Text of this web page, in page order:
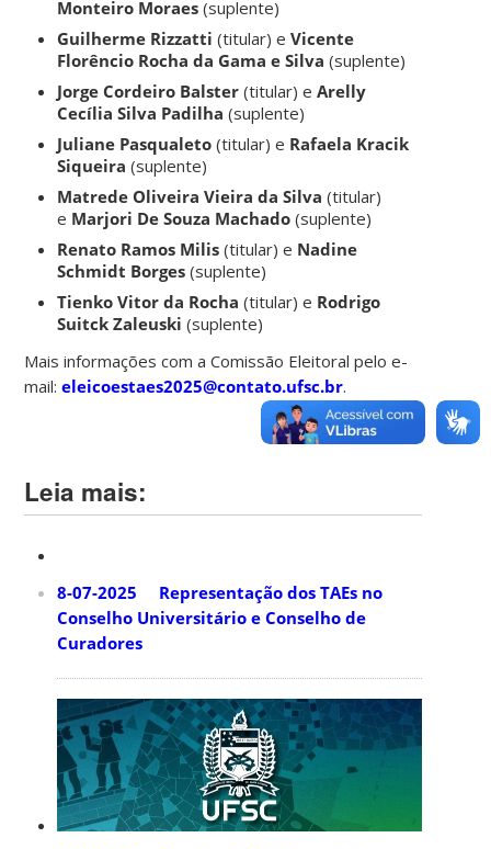
Monteiro Moraes (suplente)
Guilherme Rizzatti (titular) eVicente
Florêncio Rocha da Gama e Silva (suplente)
Jorge Cordeiro Balster (titular) eArelly
Cecília Silva Padilha (suplente)
Juliane Pasqualeto (titular) e Rafaela Kracik
Siqueira (suplente)
Matrede Oliveira Vieira da Silva (titular)
e Marjori De Souza Machado (suplente)
Renato Ramos Milis (titular) e Nadine
Schmidt Borges (suplente)
Tienko Vitor da Rocha (titular) e Rodrigo
Suitck Zaleuski (suplente)
Mais informações com a Comissão Eleitoral pelo e-
mail:eleicoestaes2025@contato.ufsc.br.
Leia mais:
8-07-2025 Representação dos TAEs no
Conselho Universitário e Conselho de
Curadores